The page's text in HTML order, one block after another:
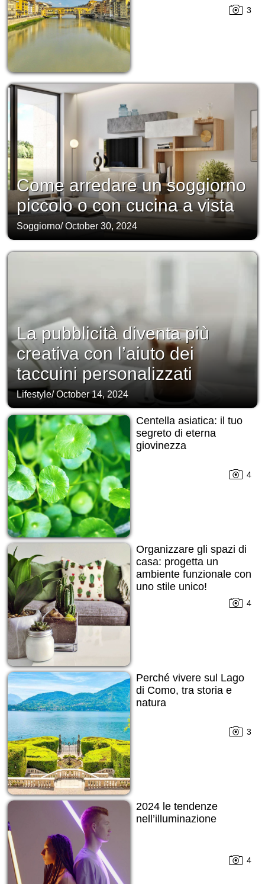
3
Come arredare un soggiorno
piccolo o con cucina a vista
Soggiorno/October 30, 2024
La pubblicità diventa più
creativa con l’aiuto dei
taccuini personalizzati
Lifestyle/October 14, 2024
Centella asiatica: il tuo
segreto di eterna
giovinezza
4
Organizzare gli spazi di
casa: progetta un
ambiente funzionale con
uno stile unico!
4
Perché vivere sul Lago
di Como, tra storia e
natura
3
2024 le tendenze
nell’illuminazione
4